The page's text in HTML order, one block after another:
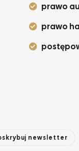
prawo
prawo
newsletter